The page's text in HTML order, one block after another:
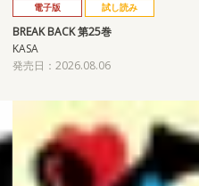
電子版 試し読み
BREAK BACK 第25巻
KASA
発売日：2026.08.06